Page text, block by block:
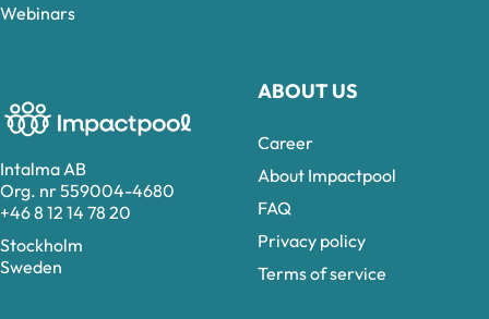
Intalma AB
Org. nr 559004-4680
+46 8 12 14 78 20
Stockholm
Sweden
ABOUT US
Career
About Impactpool
FAQ
Privacy policy
Terms of service
Webinars